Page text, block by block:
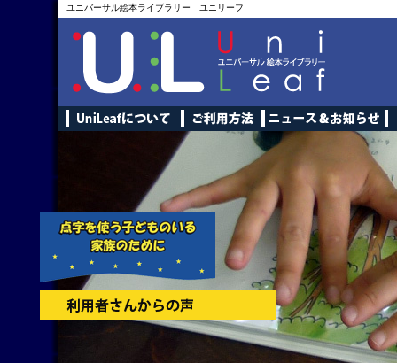
ユニバーサル絵本ライブラリー ユニリーフ